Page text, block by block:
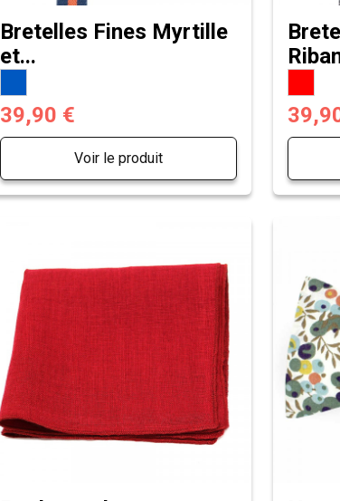
Bretelles Fines Myrtille
et...
39,90 €
Voir le produit